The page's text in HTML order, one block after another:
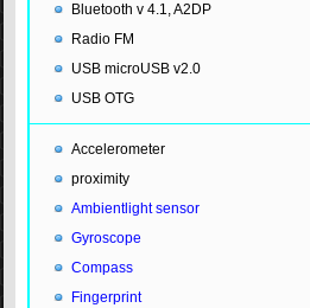
Bluetooth v 4.1, A2DP
Radio FM
USB microUSB v2.0
USB OTG
Accelerometer
proximity
Ambientlight sensor
Gyroscope
Compass
Fingerprint